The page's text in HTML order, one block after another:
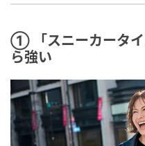
① 「スニーカータイ
ら強い